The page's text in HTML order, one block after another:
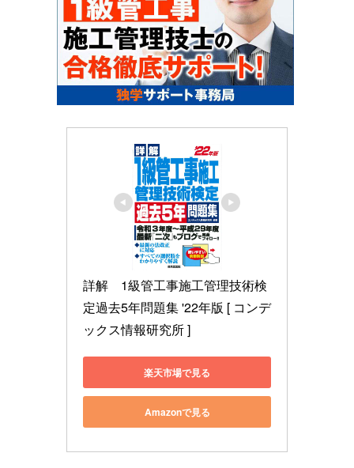
詳解　1級管工事施工管理技術検
定過去5年問題集 '22年版 [ コンデ
ックス情報研究所 ]
楽天市場で見る
Amazonで見る